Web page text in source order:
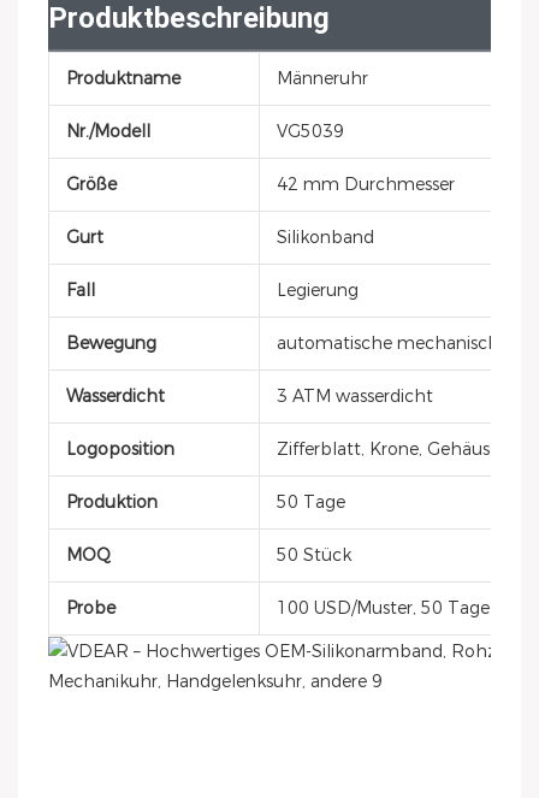
Produktbeschreibung
Produktname Männeruhr
Nr./Modell VG5039
Größe 42 mm Durchmesser
Gurt Silikonband
Fall Legierung
Bewegung automatische mechanische
Wasserdicht 3 ATM wasserdicht
Logoposition Zifferblatt, Krone,
Produktion 50 Tage
MOQ 50 Stück
Probe 100 USD/Muster, 50 Tage